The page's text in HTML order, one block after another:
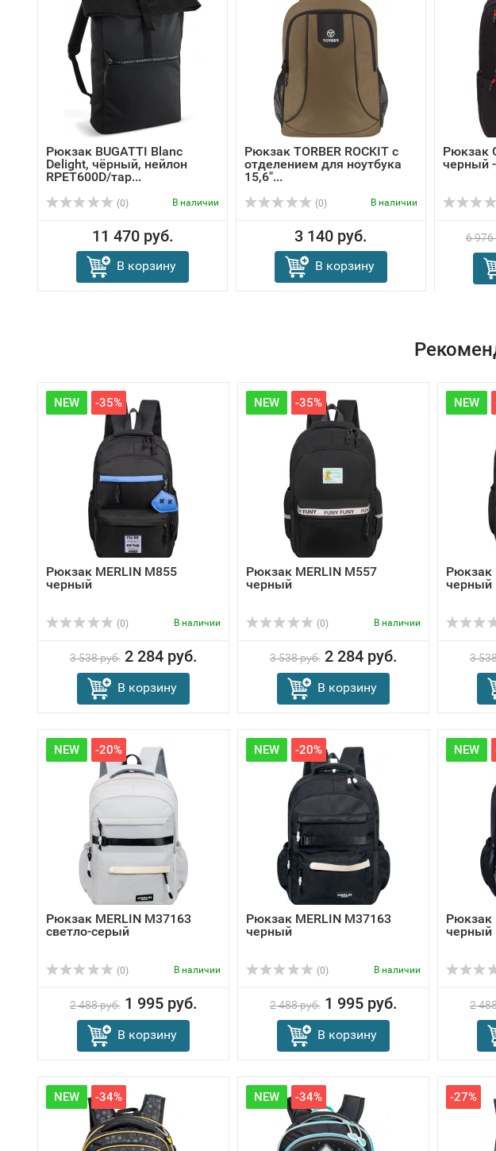
Рюкзак BUGATTI Blanc
Delight, чёрный, нейлон
RPET600D/тар...
(0) В наличии
11 470 руб.
В корзину
Рюкзак TORBER ROCKIT с
отделением для ноутбука
15,6"...
(0) В наличии
3 140 руб.
В корзину
Рюкзак
черный
6 976
NEW -35%
Рюкзак MERLIN M855
черный
(0) В наличии
3 538 руб. 2 284 руб.
В корзину
NEW -35%
Рюкзак MERLIN M557
черный
(0) В наличии
3 538 руб. 2 284 руб.
В корзину
NEW
Рюкзак
черный
3
NEW -20%
Рюкзак MERLIN M37163
светло-серый
(0) В наличии
2 488 руб. 1 995 руб.
В корзину
NEW -20%
Рюкзак MERLIN M37163
черный
(0) В наличии
2 488 руб. 1 995 руб.
В корзину
NEW
Рюкзак
черный
2
NEW -34% NEW -34% -27%